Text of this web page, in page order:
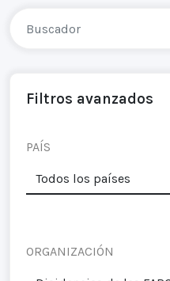
Filtros avanzados
PAÍS
ORGANIZACIÓN